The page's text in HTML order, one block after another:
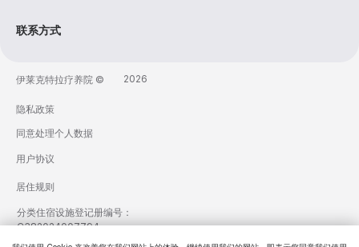
分类住宿设施登记册编号：
C382024007794
伊莱克特拉疗养院 ©
同意处理个人数据
用户协议
隐私政策
居住规则
联系方式
2026